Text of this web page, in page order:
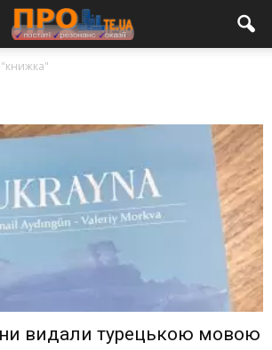
"книжка"
видали турецькою мовою